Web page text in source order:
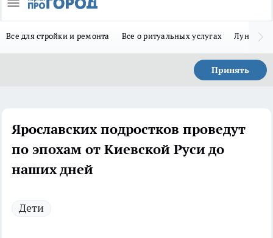
Все для стройки и ремонта Все о ритуальных услугах Лунно-
Принять
Ярославских подростков проведут
по эпохам от Киевской Руси до
наших дней
Дети